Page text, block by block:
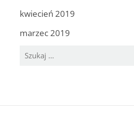
kwiecień 2019
marzec 2019
Szukaj: